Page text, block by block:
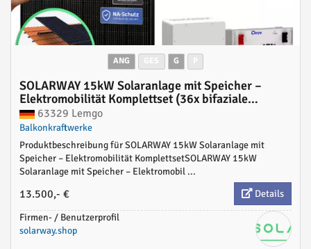
ANG G
SOLARWAY 15kW Solaranlage mit Speicher –
Elektromobilität Komplettset (36x bifaziale
Panels), Deye SUN-12K-SG04LP3 (12 kW
Ausgang), Go-e 11 kW Wallbox + Controller, Deye
15 kWh Speicher, inkl. Montagesystem, App &
WiFi | BAFA KfW 442 konform
63329 Lemgo
Balkonkraftwerke
Produktbeschreibung für SOLARWAY 15kW Solaranlage mit
Speicher – Elektromobilität KomplettsetSOLARWAY 15kW
Solaranlage mit Speicher – Elektromobil ...
13.500,- €
Details
Firmen- / Benutzerprofil
solarway.shop